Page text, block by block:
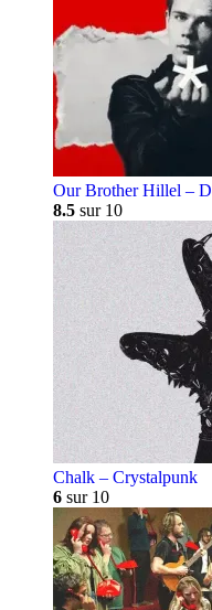
Our Brother Hillel –
8.5 sur 10
Chalk – Crystalpunk
6 sur 10